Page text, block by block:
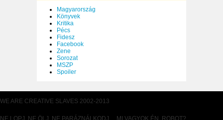
Magyarország
Könyvek
Kritika
Pécs
Fidesz
Facebook
Zene
Sorozat
MSZP
Spoiler
WE ARE CREATIVE SLAVES 2002-2013
NE LOPJ, NE ÖLJ, NE PARÁZNÁLKODJ… MI VAGYOK ÉN, ROBOT?